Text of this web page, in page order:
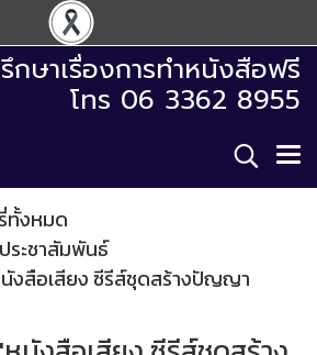
กษาเรื่องการทำหนังสือฟรี
โทร 06 3362 8955
ทั้งหมด
ระชาสัมพันธ์
งสือเสียง ซีรีส์ชุดสร้างปัญญา